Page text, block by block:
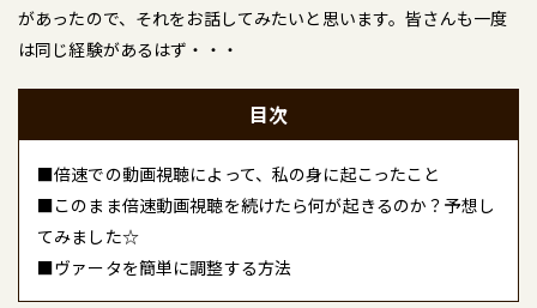
があったので、それをお話してみたいと思います。皆さんも一度
は同じ経験があるはず・・・
目次
■倍速での動画視聴によって、私の身に起こったこと
■このまま倍速動画視聴を続けたら何が起きるのか？予想し
てみました☆
■ヴァータを簡単に調整する方法